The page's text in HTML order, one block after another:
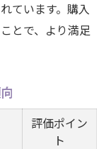
ています。購入
とで、より満足
評価ポイン
ト